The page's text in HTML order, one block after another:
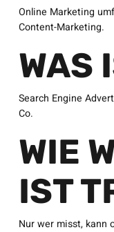
Online Marketing
Content-Marketing.
WAS
Search Engine
Co.
WIE
IST
Nur wer misst, kann